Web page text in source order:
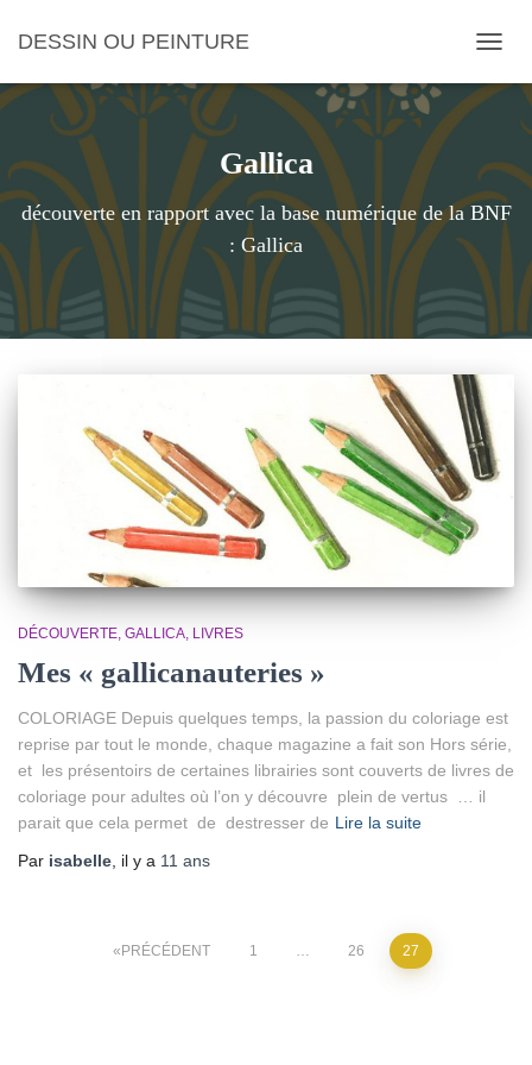
DESSIN OU PEINTURE
Gallica
découverte en rapport avec la base numérique de la BNF
: Gallica
DÉCOUVERTE GALLICA LIVRES
Mes « gallicanauteries »
COLORIAGE Depuis quelques temps, la passion du coloriage est
reprise par tout le monde, chaque magazine a fait son Hors série,
et les présentoirs de certaines librairies sont couverts de livres de
coloriage pour adultes où l’on y découvre plein de vertus … il
parait que cela permet de destresser de Lire la suite
Par isabelle , il y a 11 ans
PaginationPRÉCÉDENT 1 … 26 27